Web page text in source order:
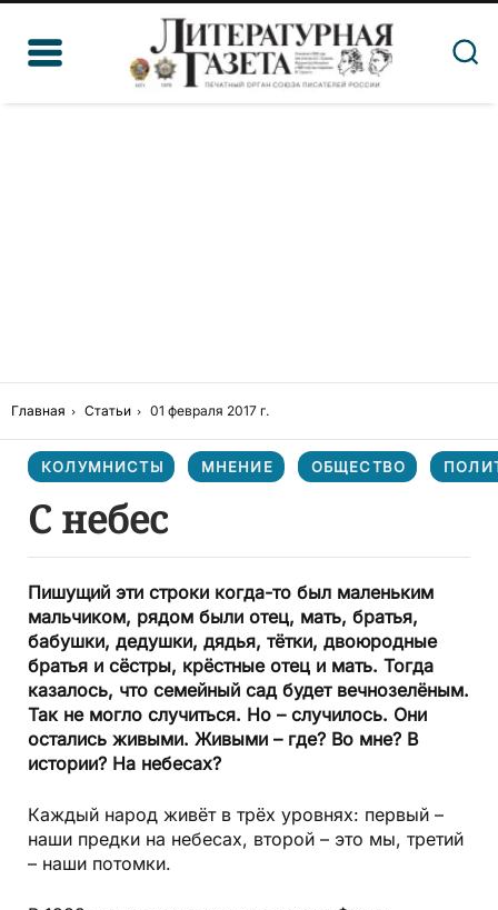
Главная Статьи 01 февраля 2017 г.
КОЛУМНИСТЫ МНЕНИЕ ОБЩЕСТВО
С небес
Пишущий эти строки когда-то был маленьким
мальчиком, рядом были отец, мать, братья,
бабушки, дедушки, дядья, тётки, двоюродные
братья и сёстры, крёстные отец и мать. Тогда
казалось, что семейный сад будет вечнозелёным.
Так не могло случиться. Но – случилось. Они
остались живыми. Живыми – где? Во мне? В
истории? На небесах?
Каждый народ живёт в трёх уровнях: первый –
наши предки на небесах, второй – это мы, третий
– наши потомки.